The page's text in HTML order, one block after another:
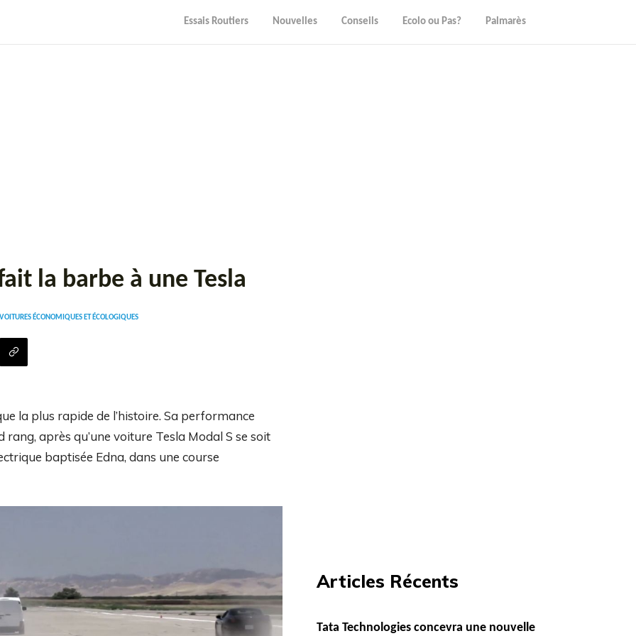
Essais Routiers Nouvelles Conseils Ecolo ou Pas? Palmarès
la barbe à une Tesla
ÉCONOMIQUES ET ÉCOLOGIQUES
la plus rapide de l’histoire. Sa performance
après qu’une voiture Tesla Modal S se soit
baptisée Edna, dans une course
Articles Récents
Tata Technologies concevra une nouvelle